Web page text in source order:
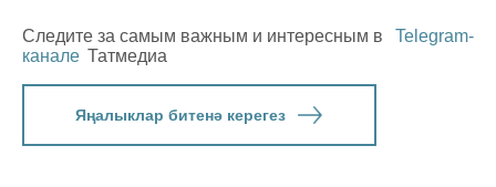
Следите за самым важным и интересным в
Telegram-
канале Татмедиа
Яңалыклар битенә керегез